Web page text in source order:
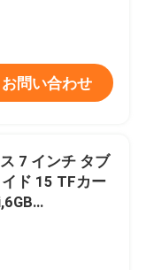
お問い合わせ
7 インチ タブ
ド 15 TFカー
IPS インセル